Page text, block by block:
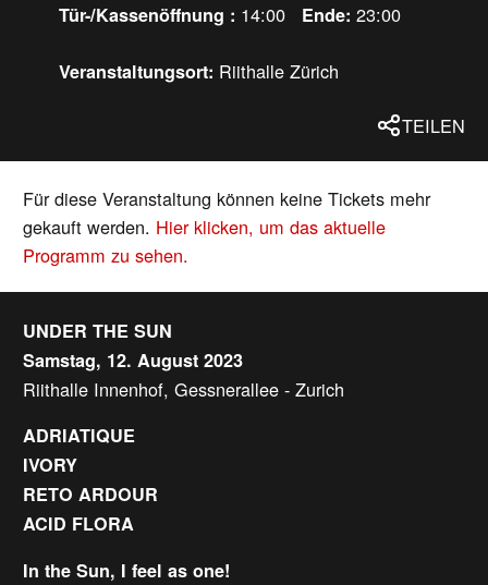
Tür-/Kassenöffnung : 14:00 Ende: 23:00
Veranstaltungsort: Riithalle Zürich
TEILEN
Für diese Veranstaltung können keine Tickets mehr
gekauft werden. Hier klicken, um das aktuelle
Programm zu sehen.
UNDER THE SUN
Samstag, 12. August 2023
Riithalle Innenhof, Gessnerallee - Zurich
ADRIATIQUE
IVORY
RETO ARDOUR
ACID FLORA
In the Sun, I feel as one!